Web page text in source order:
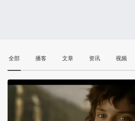
全部 播客 文章 资讯 视频